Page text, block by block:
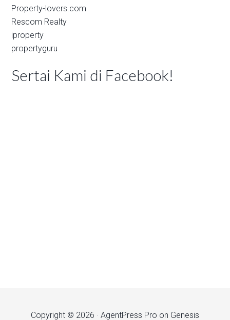
Property-lovers.com
Rescom Realty
iproperty
propertyguru
Sertai Kami di Facebook!
Copyright © 2026 · AgentPress Pro on Genesis